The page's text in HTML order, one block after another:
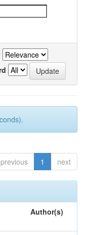
previous 1 next
Author(s)